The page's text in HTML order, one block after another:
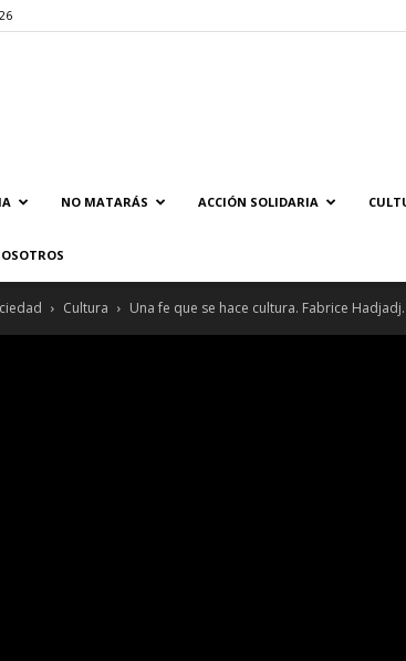
NO MATARÁS ACCIÓN SOLIDARIA
Cultura Una fe que se hace cultura. Fabrice Hadjadj.